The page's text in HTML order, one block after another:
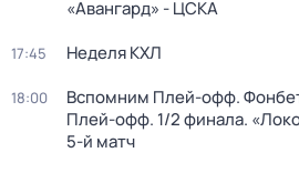
«Авангард» - ЦСКА
17:45 Неделя КХЛ
18:00
Вспомним Плей-офф.
Плей-офф. 1/2 финала.
5-й матч